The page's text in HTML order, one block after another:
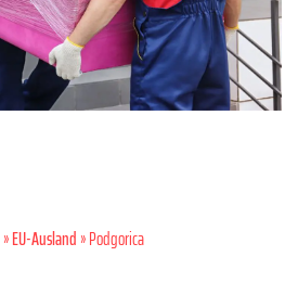
»EU-Ausland» Podgorica